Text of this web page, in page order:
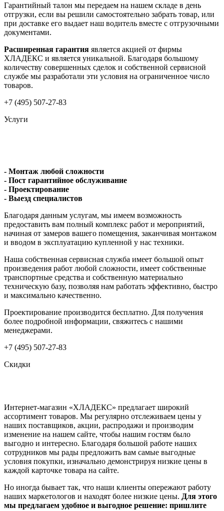
Гарантийный талон мы передаем на нашем складе в день
отгрузки, если вы решили самостоятельно забрать товар, или
при доставке его выдает наш водитель вместе с отгрузочными
документами.
Расширенная гарантия является акцией от фирмы
ХЛАДЕКС и является уникальной. Благодаря большому
количеству совершенных сделок и собственной сервисной
службе мы разработали эти условия на ограниченное число
товаров.
+7 (495) 507-27-83
Услуги
- Монтаж любой сложности
- Пост гарантийное обслуживание
- Проектирование
- Выезд специалистов
Благодаря данным услугам, мы имеем возможность
предоставить вам полный комплекс работ и мероприятий,
начиная от замеров вашего помещения, заканчивая монтажом
и вводом в эксплуатацию купленной у нас техники.
Наша собственная сервисная служба имеет большой опыт
произведения работ любой сложности, имеет собственные
транспортные средства и собственную материально
техническую базу, позволяя нам работать эффективно, быстро
и максимально качественно.
Проектирование производится бесплатно. Для получения
более подробной информации, свяжитесь с нашими
менеджерами.
+7 (495) 507-27-83
Скидки
Интернет-магазин «ХЛАДЕКС» предлагает широкий
ассортимент товаров. Мы регулярно отслеживаем цены у
наших поставщиков, акции, распродажи и производим
изменение на нашем сайте, чтобы нашим гостям было
выгодно и интересно. Благодаря большой работе наших
сотрудников мы рады предложить вам самые выгодные
условия покупки, изначально демонстрируя низкие цены в
каждой карточке товара на сайте.
Но иногда бывает так, что наши клиенты опережают работу
наших маркетологов и находят более низкие цены. Для этого
мы предлагаем удобное и выгодное решение: пришлите